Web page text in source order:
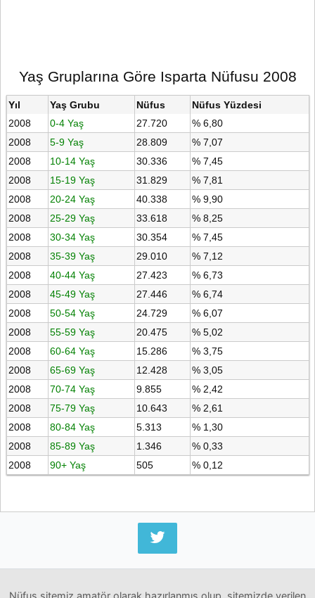
Yaş Gruplarına Göre Isparta Nüfusu 2008
Yıl Yaş Grubu Nüfus
Nüfus Yüzdesi
2008
0-4 Yaş 27.720
% 6,80
2008
5-9 Yaş 28.809
% 7,07
2008
10-14 Yaş 30.336
% 7,45
2008
15-19 Yaş 31.829
% 7,81
2008
20-24 Yaş 40.338
% 9,90
2008
25-29 Yaş 33.618
% 8,25
2008
30-34 Yaş 30.354
% 7,45
2008
35-39 Yaş 29.010
% 7,12
2008
40-44 Yaş 27.423
% 6,73
2008
45-49 Yaş 27.446
% 6,74
2008
50-54 Yaş 24.729
% 6,07
2008
55-59 Yaş 20.475
% 5,02
2008
60-64 Yaş 15.286
% 3,75
2008
65-69 Yaş 12.428
% 3,05
2008
70-74 Yaş 9.855
% 2,42
2008
75-79 Yaş 10.643
% 2,61
2008
80-84 Yaş 5.313
% 1,30
2008
85-89 Yaş 1.346
% 0,33
2008
90+ Yaş 505 % 0,12
Nüfus sitemiz amatör olarak hazırlanmış olup, sitemizde verilen